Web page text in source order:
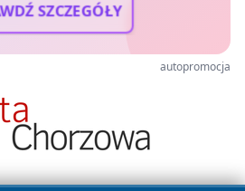
SZCZEGÓŁY
autopromocja